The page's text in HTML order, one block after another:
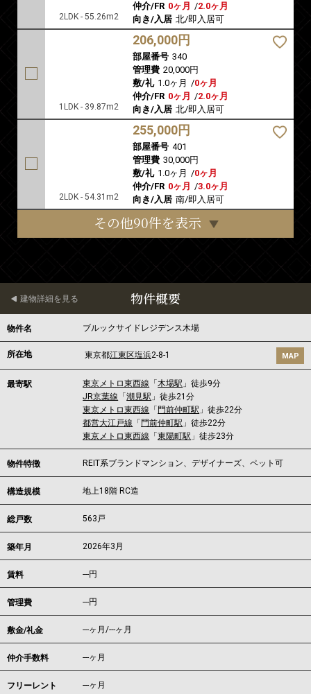
2LDK - 55.26m2
仲介/FR 0ヶ月 /2.0ヶ月
向き/入居 北/即入居可
1LDK - 39.87m2
206,000円
部屋番号 340
管理費 20,000円
敷/礼 1.0ヶ月 /0ヶ月
仲介/FR 0ヶ月 /2.0ヶ月
向き/入居 北/即入居可
2LDK - 54.31m2
255,000円
部屋番号 401
管理費 30,000円
敷/礼 1.0ヶ月 /0ヶ月
仲介/FR 0ヶ月 /3.0ヶ月
向き/入居 南/即入居可
その他90件を表示
物件概要
建物詳細を見る
物件名 ブルックサイドレジデンス木場
所在地 東京都江東区塩浜2-8-1 MAP
最寄駅 東京メトロ東西線 「木場駅 」徒歩9分
JR京葉線 「潮見駅 」徒歩21分
東京メトロ東西線 「 門前仲町駅 」徒歩22分
都営大江戸線 「 門前仲町駅 」徒歩22分
東京メトロ東西線 「東陽町駅 」徒歩23分
物件特徴 REIT系ブランドマンション、デザイナーズ、ペット可
構造規模 地上18階 RC造
総戸数 563戸
築年月 2026年3月
賃料 ---円
管理費 ---円
敷金/礼金 ---ヶ月/---ヶ月
仲介手数料 ---ヶ月
フリーレント ---ヶ月